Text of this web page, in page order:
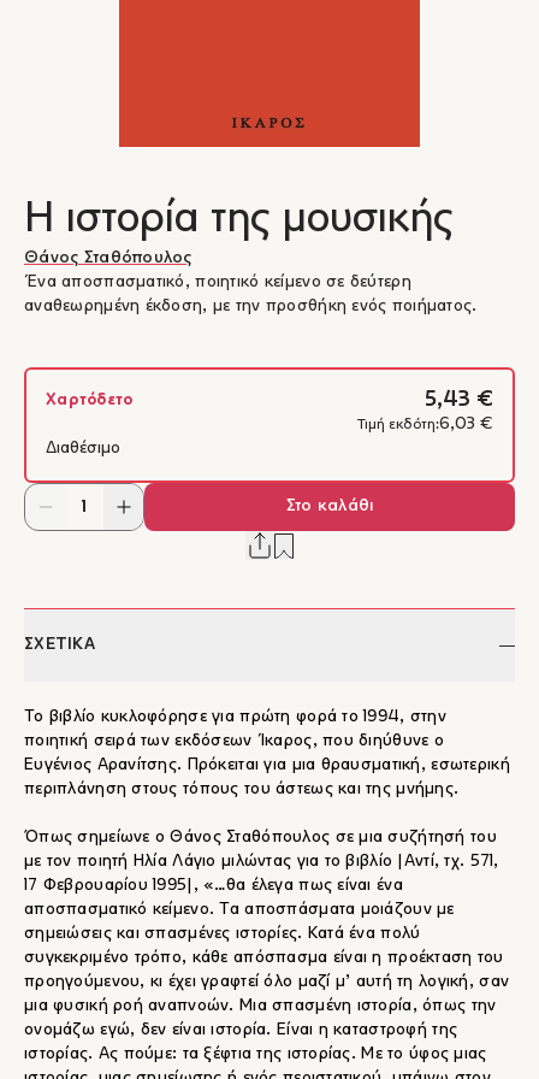
Η ιστορία της μουσικής
Θάνος Σταθόπουλος
Ένα αποσπασματικό, ποιητικό κείμενο σε δεύτερη
αναθεωρημένη έκδοση, με την προσθήκη ενός ποιήματος.
Χαρτόδετο 5,43 €
Τιμή εκδότη:6,03 €
Διαθέσιμο
Στο καλάθι
ΣΧΕΤΙΚΑ
Το βιβλίο κυκλοφόρησε για πρώτη φορά το 1994, στην
ποιητική σειρά των εκδόσεων Ίκαρος, που διηύθυνε ο
Ευγένιος Αρανίτσης. Πρόκειται για μια θραυσματική, εσωτερική
περιπλάνηση στους τόπους του άστεως και της μνήμης.
Όπως σημείωνε ο Θάνος Σταθόπουλος σε μια συζήτησή του
με τον ποιητή Ηλία Λάγιο μιλώντας για το βιβλίο |Αντί, τχ. 571,
17 Φεβρουαρίου 1995|, «…θα έλεγα πως είναι ένα
αποσπασματικό κείμενο. Τα αποσπάσματα μοιάζουν με
σημειώσεις και σπασμένες ιστορίες. Κατά ένα πολύ
συγκεκριμένο τρόπο, κάθε απόσπασμα είναι η προέκταση του
προηγούμενου, κι έχει γραφτεί όλο μαζί μ’ αυτή τη λογική, σαν
μια φυσική ροή αναπνοών. Μια σπασμένη ιστορία, όπως την
ονομάζω εγώ, δεν είναι ιστορία. Είναι η καταστροφή της
ιστορίας. Ας πούμε: τα ξέφτια της ιστορίας. Με το ύφος μιας